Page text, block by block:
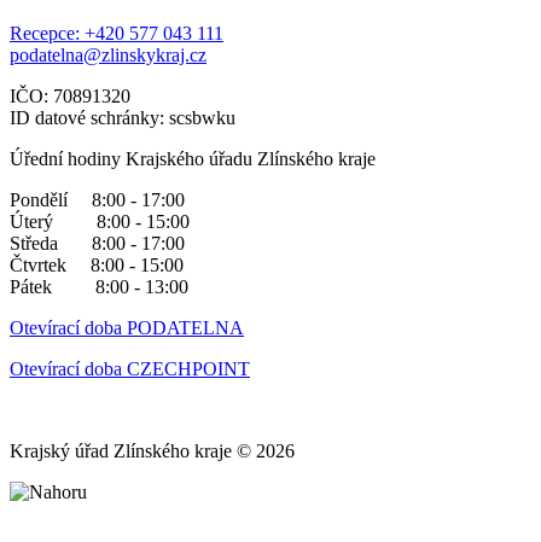
Recepce: +420 577 043 111
podatelna@zlinskykraj.cz
IČO: 70891320
ID datové schránky: scsbwku
Úřední hodiny Krajského úřadu Zlínského kraje
Pondělí 8:00 - 17:00
Úterý 8:00 - 15:00
Středa 8:00 - 17:00
Čtvrtek 8:00 - 15:00
Pátek 8:00 - 13:00
Otevírací doba PODATELNA
Otevírací doba CZECHPOINT
Krajský úřad Zlínského kraje © 2026